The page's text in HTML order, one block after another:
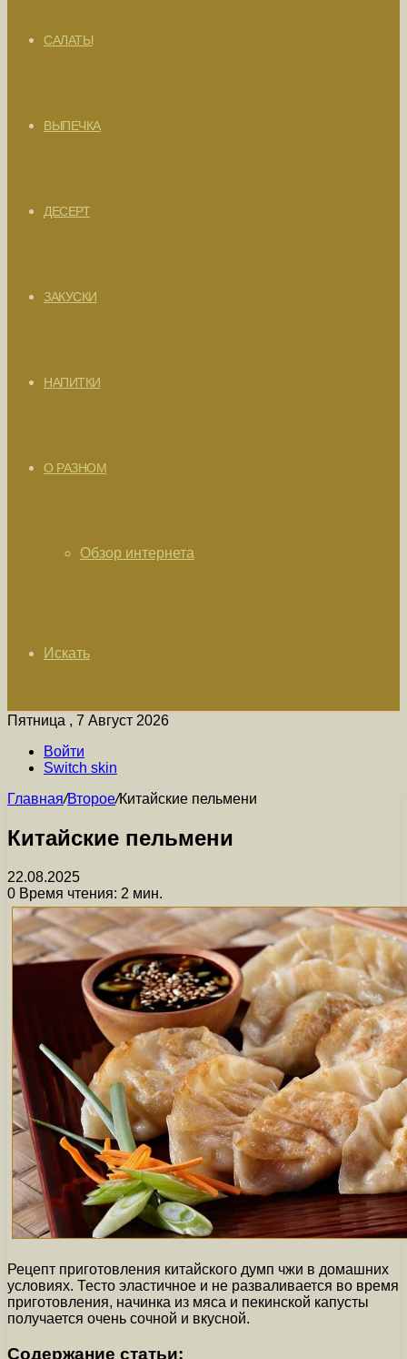
САЛАТЫ
ВЫПЕЧКА
ДЕСЕРТ
ЗАКУСКИ
НАПИТКИ
О РАЗНОМ
Обзор интернета
Искать
Пятница , 7 Август 2026
Войти
Switch skin
Главная/Второе/Китайские пельмени
Китайские пельмени
22.08.2025
0 Время чтения: 2 мин.
Рецепт приготовления китайского думп чжи в домашних
условиях. Тесто эластичное и не разваливается во время
приготовления, начинка из мяса и пекинской капусты
получается очень сочной и вкусной.
Содержание статьи: